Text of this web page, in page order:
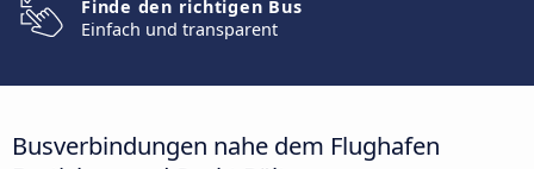
Finde den richtigen Bus
Einfach und transparent
Busverbindungen nahe dem Flughafen